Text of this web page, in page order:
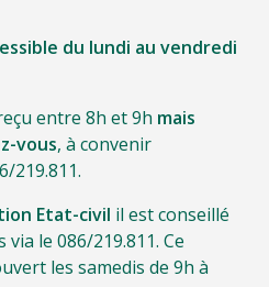
du lundi au vendredi
entre 8h et 9h mais
vous, à convenir
219.811.
Etat-civil il est conseillé
le 086/219.811. Ce
les samedis de 9h à